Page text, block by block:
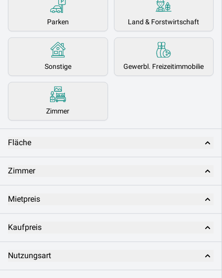
Parken Land & Forstwirtschaft
Sonstige Gewerbl. Freizeitimmobilie
Zimmer
Fläche
Zimmer
Mietpreis
Kaufpreis
Nutzungsart